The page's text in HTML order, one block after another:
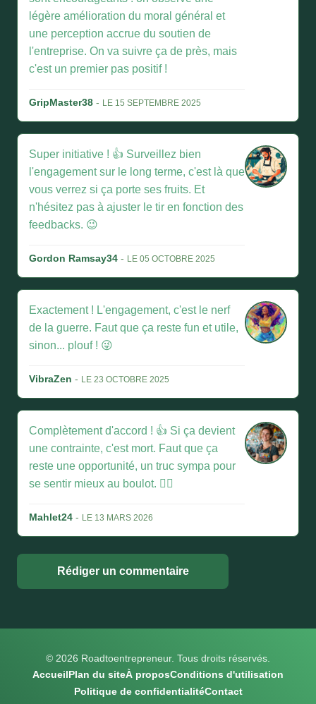
légère amélioration du moral général et
une perception accrue du soutien de
l'entreprise. On va suivre ça de près, mais
c'est un premier pas positif !
GripMaster38 - LE 15 SEPTEMBRE 2025
Super initiative ! 👍 Surveillez bien
l'engagement sur le long terme, c'est là que
vous verrez si ça porte ses fruits. Et
n'hésitez pas à ajuster le tir en fonction des
feedbacks. 😉
Gordon Ramsay34 - LE 05 OCTOBRE 2025
Exactement ! L'engagement, c'est le nerf
de la guerre. Faut que ça reste fun et utile,
sinon... plouf ! 😜
VibraZen - LE 23 OCTOBRE 2025
Complètement d'accord ! 👍 Si ça devient
une contrainte, c'est mort. Faut que ça
reste une opportunité, un truc sympa pour
se sentir mieux au boulot. 🧘‍♀️
Mahlet24 - LE 13 MARS 2026
Rédiger un commentaire
© 2026 Roadtoentrepreneur. Tous droits réservés.
AccueilPlan du siteÀ proposConditions d'utilisation
Politique de confidentialitéContact